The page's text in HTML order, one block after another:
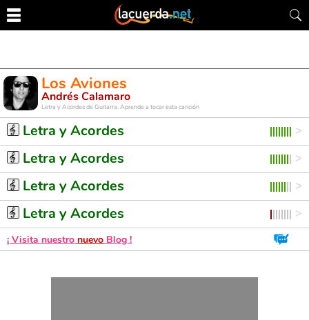
Los Aviones
Andrés Calamaro
Letra y Acordes de Guitarra. Aprende a tocar esta canción
Letra y Acordes
Letra y Acordes
Letra y Acordes
Letra y Acordes
¡ Visita nuestro nuevo Blog !